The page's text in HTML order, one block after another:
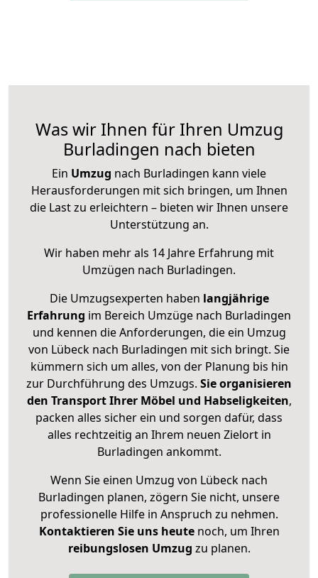
Was wir Ihnen für Ihren Umzug
Burladingen nach bieten
Ein Umzug nach Burladingen kann viele
Herausforderungen mit sich bringen, um Ihnen
die Last zu erleichtern – bieten wir Ihnen unsere
Unterstützung an.
Wir haben mehr als 14 Jahre Erfahrung mit
Umzügen nach Burladingen.
Die Umzugsexperten haben langjährige
Erfahrung im Bereich Umzüge nach Burladingen
und kennen die Anforderungen, die ein Umzug
von Lübeck nach Burladingen mit sich bringt. Sie
kümmern sich um alles, von der Planung bis hin
zur Durchführung des Umzugs. Sie organisieren
den Transport Ihrer Möbel und Habseligkeiten,
packen alles sicher ein und sorgen dafür, dass
alles rechtzeitig an Ihrem neuen Zielort in
Burladingen ankommt.
Wenn Sie einen Umzug von Lübeck nach
Burladingen planen, zögern Sie nicht, unsere
professionelle Hilfe in Anspruch zu nehmen.
Kontaktieren Sie uns heutenoch, um Ihren
reibungslosen Umzug zu planen.